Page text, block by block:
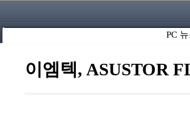
PC
이엠텍, ASUSTOR